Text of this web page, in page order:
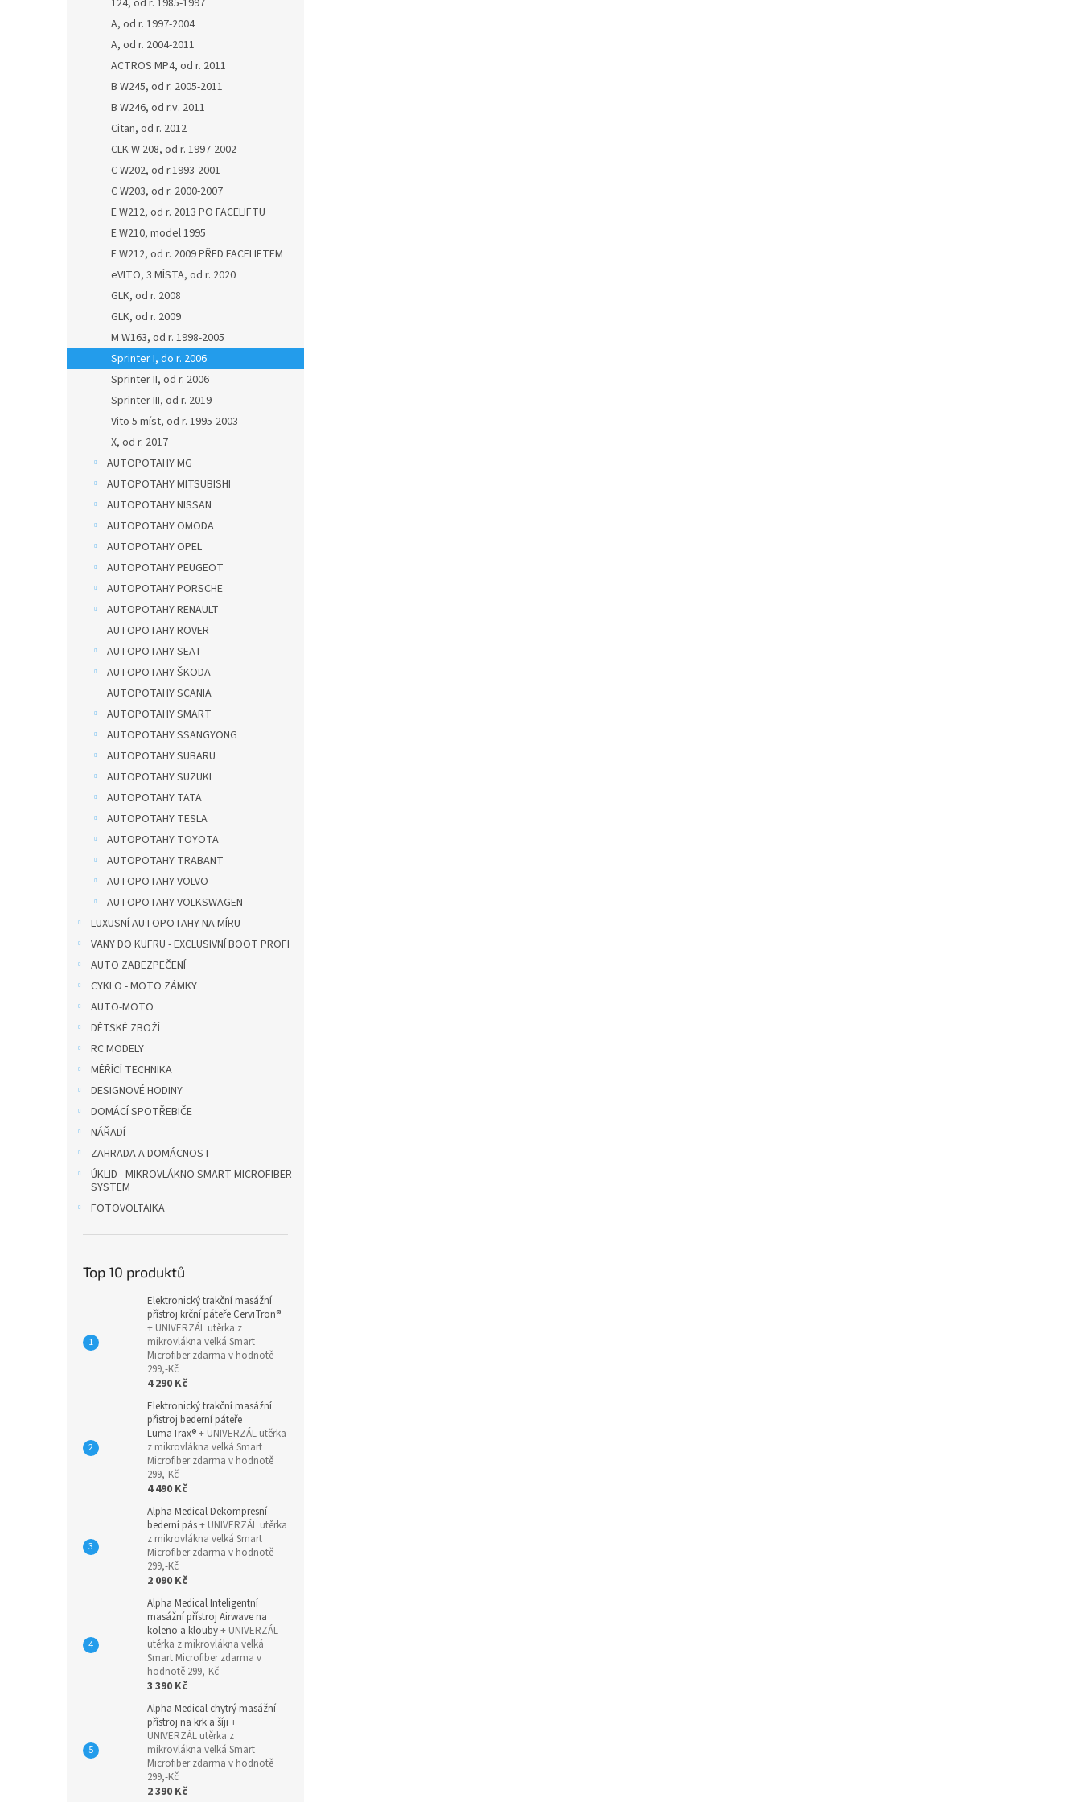
A, od r. 1997-2004
A, od r. 2004-2011
ACTROS MP4, od r. 2011
B W245, od r. 2005-2011
B W246, od r.v. 2011
Citan, od r. 2012
CLK W 208, od r. 1997-2002
C W202, od r.1993-2001
C W203, od r. 2000-2007
E W212, od r. 2013 PO FACELIFTU
E W210, model 1995
E W212, od r. 2009 PŘED FACELIFTEM
eVITO, 3 MÍSTA, od r. 2020
GLK, od r. 2008
GLK, od r. 2009
M W163, od r. 1998-2005
Sprinter I, do r. 2006
Sprinter II, od r. 2006
Sprinter III, od r. 2019
Vito 5 míst, od r. 1995-2003
X, od r. 2017
AUTOPOTAHY MG
AUTOPOTAHY MITSUBISHI
AUTOPOTAHY NISSAN
AUTOPOTAHY OMODA
AUTOPOTAHY OPEL
AUTOPOTAHY PEUGEOT
AUTOPOTAHY PORSCHE
AUTOPOTAHY RENAULT
AUTOPOTAHY ROVER
AUTOPOTAHY SEAT
AUTOPOTAHY ŠKODA
AUTOPOTAHY SCANIA
AUTOPOTAHY SMART
AUTOPOTAHY SSANGYONG
AUTOPOTAHY SUBARU
AUTOPOTAHY SUZUKI
AUTOPOTAHY TATA
AUTOPOTAHY TESLA
AUTOPOTAHY TOYOTA
AUTOPOTAHY TRABANT
AUTOPOTAHY VOLVO
AUTOPOTAHY VOLKSWAGEN
LUXUSNÍ AUTOPOTAHY NA MÍRU
VANY DO KUFRU - EXCLUSIVNÍ BOOT PROFI
AUTO ZABEZPEČENÍ
CYKLO - MOTO ZÁMKY
AUTO-MOTO
DĚTSKÉ ZBOŽÍ
RC MODELY
MĚŘÍCÍ TECHNIKA
DESIGNOVÉ HODINY
DOMÁCÍ SPOTŘEBIČE
NÁŘADÍ
ZAHRADA A DOMÁCNOST
ÚKLID - MIKROVLÁKNO SMART MICROFIBER
SYSTEM
FOTOVOLTAIKA
Top 10 produktů
Elektronický trakční masážní
přístroj krční páteře CerviTron®
+ UNIVERZÁL utěrka z
mikrovlákna velká Smart
Microfiber zdarma v hodnotě
299,-Kč
4 290 Kč
Elektronický trakční masážní
přistroj bederní páteře
LumaTrax®+ UNIVERZÁL utěrka
z mikrovlákna velká Smart
Microfiber zdarma v hodnotě
299,-Kč
4 490 Kč
Alpha Medical Dekompresní
bederní pás+ UNIVERZÁL utěrka
z mikrovlákna velká Smart
Microfiber zdarma v hodnotě
299,-Kč
2 090 Kč
Alpha Medical Inteligentní
masážní přístroj Airwave na
koleno a klouby+ UNIVERZÁL
utěrka z mikrovlákna velká
Smart Microfiber zdarma v
hodnotě 299,-Kč
3 390 Kč
Alpha Medical chytrý masážní
přístroj na krk a šíji +
UNIVERZÁL utěrka z
mikrovlákna velká Smart
Microfiber zdarma v hodnotě
299,-Kč
2 390 Kč